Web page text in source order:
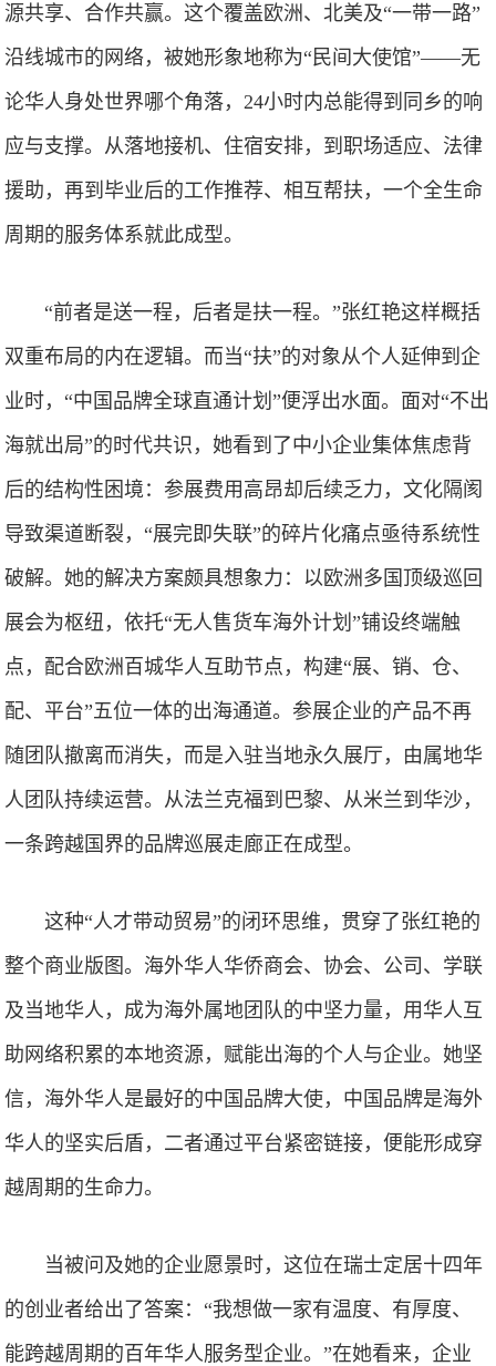
源共享、合作共赢。这个覆盖欧洲、北美及“一带一路”
沿线城市的网络，被她形象地称为“民间大使馆”——无
论华人身处世界哪个角落，24小时内总能得到同乡的响
应与支撑。从落地接机、住宿安排，到职场适应、法律
援助，再到毕业后的工作推荐、相互帮扶，一个全生命
周期的服务体系就此成型。
“前者是送一程，后者是扶一程。”张红艳这样概括
双重布局的内在逻辑。而当“扶”的对象从个人延伸到企
业时，“中国品牌全球直通计划”便浮出水面。面对“不出
海就出局”的时代共识，她看到了中小企业集体焦虑背
后的结构性困境：参展费用高昂却后续乏力，文化隔阂
导致渠道断裂，“展完即失联”的碎片化痛点亟待系统性
破解。她的解决方案颇具想象力：以欧洲多国顶级巡回
展会为枢纽，依托“无人售货车海外计划”铺设终端触
点，配合欧洲百城华人互助节点，构建“展、销、仓、
配、平台”五位一体的出海通道。参展企业的产品不再
随团队撤离而消失，而是入驻当地永久展厅，由属地华
人团队持续运营。从法兰克福到巴黎、从米兰到华沙，
一条跨越国界的品牌巡展走廊正在成型。
这种“人才带动贸易”的闭环思维，贯穿了张红艳的
整个商业版图。海外华人华侨商会、协会、公司、学联
及当地华人，成为海外属地团队的中坚力量，用华人互
助网络积累的本地资源，赋能出海的个人与企业。她坚
信，海外华人是最好的中国品牌大使，中国品牌是海外
华人的坚实后盾，二者通过平台紧密链接，便能形成穿
越周期的生命力。
当被问及她的企业愿景时，这位在瑞士定居十四年
的创业者给出了答案：“我想做一家有温度、有厚度、
能跨越周期的百年华人服务型企业。”在她看来，企业